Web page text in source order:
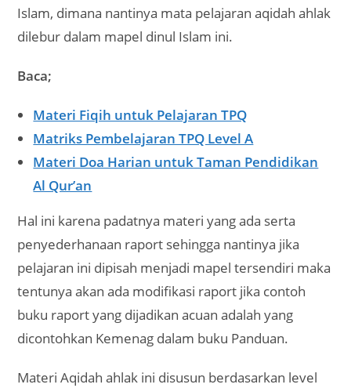
Islam, dimana nantinya mata pelajaran aqidah ahlak
dilebur dalam mapel dinul Islam ini.
Baca;
Materi Fiqih untuk Pelajaran TPQ
Matriks Pembelajaran TPQ Level A
Materi Doa Harian untuk Taman Pendidikan
Al Qur’an
Hal ini karena padatnya materi yang ada serta
penyederhanaan raport sehingga nantinya jika
pelajaran ini dipisah menjadi mapel tersendiri maka
tentunya akan ada modifikasi raport jika contoh
buku raport yang dijadikan acuan adalah yang
dicontohkan Kemenag dalam buku Panduan.
Materi Aqidah ahlak ini disusun berdasarkan level